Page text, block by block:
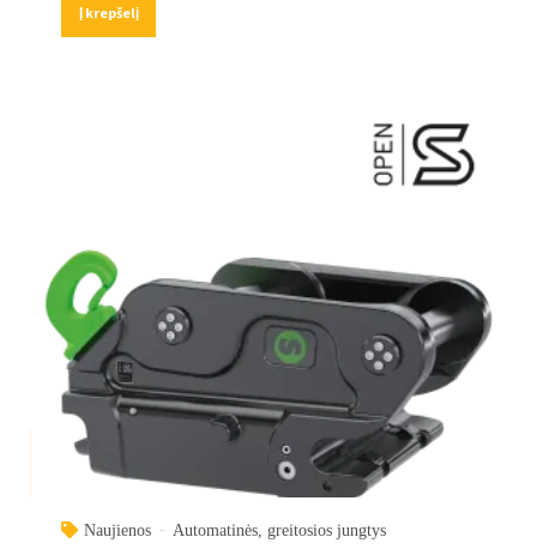
Į krepšelį
Naujienos Automatinės, greitosios jungtys